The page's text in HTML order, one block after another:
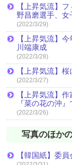
【上昇気流】
野昌磨選手、
(2022/3/29)
【上昇気流】
川端康成
(2022/3/28)
【上昇気流】
(2022/3/27)
【上昇気流】
『菜の花の沖』
(2022/3/26)
写真のほか
【韓国紙】委